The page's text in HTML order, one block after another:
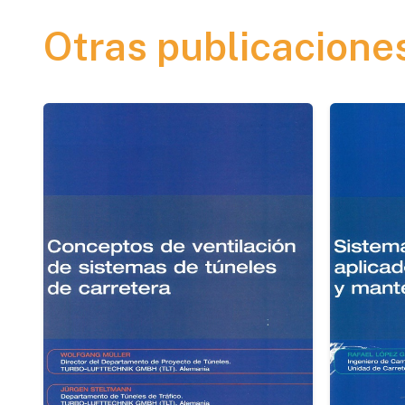
Otras